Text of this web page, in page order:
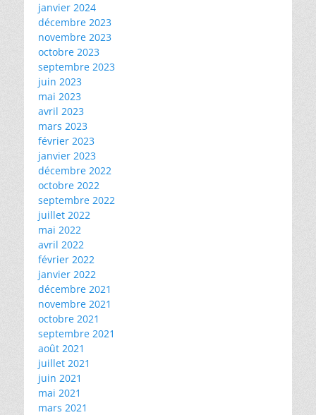
janvier 2024
décembre 2023
novembre 2023
octobre 2023
septembre 2023
juin 2023
mai 2023
avril 2023
mars 2023
février 2023
janvier 2023
décembre 2022
octobre 2022
septembre 2022
juillet 2022
mai 2022
avril 2022
février 2022
janvier 2022
décembre 2021
novembre 2021
octobre 2021
septembre 2021
août 2021
juillet 2021
juin 2021
mai 2021
mars 2021